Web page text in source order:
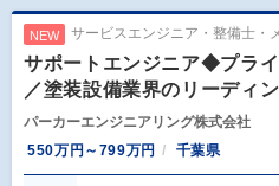
NEW サービスエンジニア・整備士・
サポートエンジニア◆プラ
／塗装設備業界のリーディ
パーカーエンジニアリング株式会社
550万円～799万円
千葉県